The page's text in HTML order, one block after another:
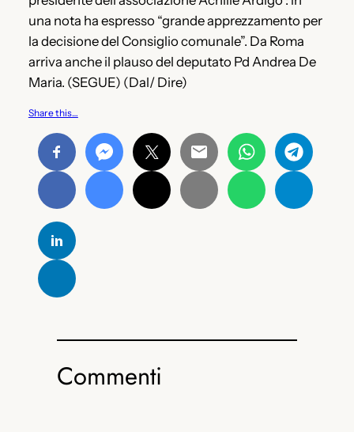
una nota ha espresso “grande apprezzamento per
la decisione del Consiglio comunale”. Da Roma
arriva anche il plauso del deputato Pd Andrea De
Maria. (SEGUE) (Dal/ Dire)
Share this…
Commenti